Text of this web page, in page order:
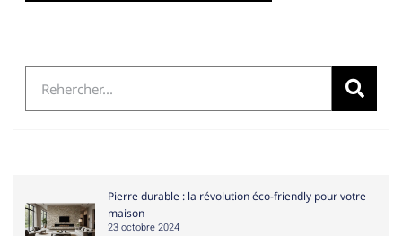
Pierre durable : la révolution éco-friendly pour votre
maison
23 octobre 2024